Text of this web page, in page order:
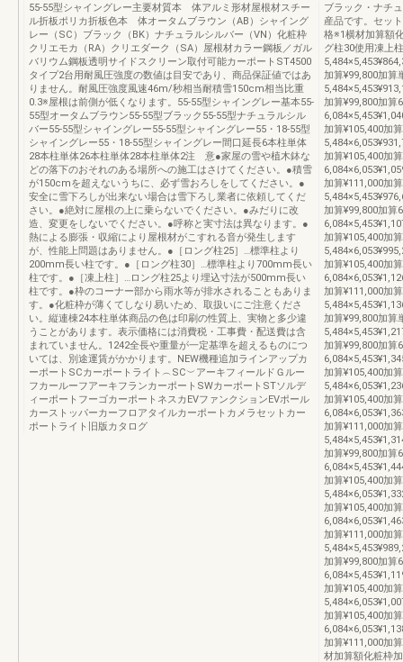
55-55型シャイングレー主要材質本 体アルミ形材屋根材スチー
ル折板ポリカ折板色本 体オータムブラウン（AB）シャイング
レー（SC）ブラック（BK）ナチュラルシルバー（VN）化粧枠
クリエモカ（RA）クリエダーク（SA）屋根材カラー鋼板／ガル
バリウム鋼板透明サイドスクリーン取付可能カーポートST4500
タイプ2台用耐風圧強度の数値は目安であり、商品保証値ではあ
りません。耐風圧強度風速46m/秒相当耐積雪150cm相当比重
0.3※屋根は前側が低くなります。55-55型シャイングレー基本55-
55型オータムブラウン55-55型ブラック55-55型ナチュラルシル
バー55-55型シャイングレー55-55型シャイングレー55・18-55型
シャイングレー55・18-55型シャイングレー間口延長6本柱単体
28本柱単体26本柱単体28本柱単体2注 意●家屋の雪や植木鉢な
どの落下のおそれのある場所への施工はさけてください。●積雪
が150cmを超えないうちに、必ず雪おろしをしてください。●
安全に雪下ろしが出来ない場合は雪下ろし業者に依頼してくだ
さい。●絶対に屋根の上に乗らないでください。●みだりに改
造、変更をしないでください。●呼称と実寸法は異なります。●
熱による膨張・収縮により屋根材がこすれる音が発生します
が、性能上問題はありません。●［ロング柱25］…標準柱より
200mm長い柱です。●［ロング柱30］…標準柱より700mm長い
柱です。●［凍上柱］…ロング柱25より埋込寸法が500mm長い
柱です。●枠のコーナー部から雨水等が排水されることもありま
す。●化粧枠が薄くてしなり易いため、取扱いにご注意くださ
い。縦連棟24本柱単体商品の色は印刷の性質上、実物と多少違
うことがあります。表示価格には消費税・工事費・配送費は含
まれていません。1242全長や重量が一定基準を超えるものにつ
いては、別途運賃がかかります。NEW機種追加ラインアップカ
ーポートSCカーポートライト︵SC︶アーキフィールドＧルー
フカールーフアーキフランカーポートSWカーポートSTソルデ
ィーポートフーゴカーポートネスカEVファンクションEVポール
カーストッパーカーフロアタイルカーポートカメラセットカー
ポートライト旧版カタログ
ブラック・ナチ
産品です。セッ
格※1横材加算額
グ柱30使用凍上
加算¥99,800加算
加算¥99,800加算
加算¥105,400加
加算¥105,400加
加算¥111,000加
加算¥99,800加算
加算¥105,400加
加算¥105,400加
加算¥111,000加
加算¥99,800加算
加算¥99,800加算
加算¥105,400加
加算¥105,400加
加算¥111,000加
加算¥99,800加算
加算¥105,400加
加算¥105,400加
加算¥111,000加
加算¥99,800加算
加算¥105,400加
加算¥105,400加
加算¥111,000加
材加算額化粧枠